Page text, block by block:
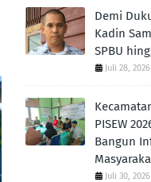
Demi
Kadin
SPBU
Juli 28, 2026
PISEW
Bangun
Juli 30, 2026